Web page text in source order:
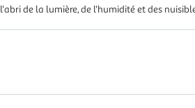
de la lumière, de l'humidité et des